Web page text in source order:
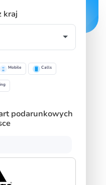
kraj
Mobile Calls
podarunkowych